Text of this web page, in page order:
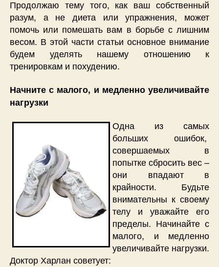
Продолжаю тему того, как ваш собственный
разум, а не диета или упражнения, может
помочь или помешать вам в борьбе с лишним
весом. В этой части статьи основное внимание
будем уделять нашему отношению к
тренировкам и похудению.
Начните с малого, и медленно увеличивайте
нагрузки
Одна из самых
больших ошибок,
совершаемых в
попытке сбросить вес –
они впадают в
крайности. Будьте
внимательны к своему
телу и уважайте его
пределы. Начинайте с
малого, и медленно
увеличивайте нагрузки.
Доктор Харлан советует: